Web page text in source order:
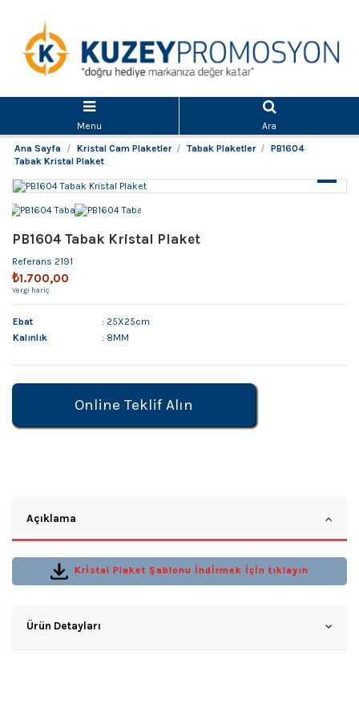
Menu
Ara
Ana Sayfa
Kristal Cam Plaketler Tabak Plaketler
PB1604
Tabak Kristal Plaket
PB1604 Tabak Kristal Plaket
Referans 2191
₺1.700,00
Vergi hariç
Ebat
: 25X25cm
Kalınlık
: 8MM
Online Teklif Alın
Açıklama
Krİstal Plaket Şablonu İndİrmek İçİn tıklayın
Ürün Detayları